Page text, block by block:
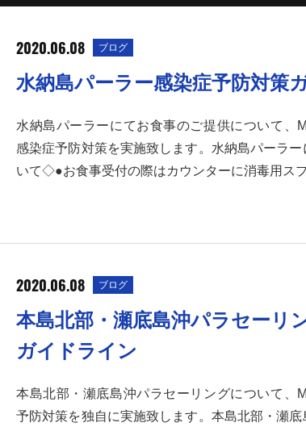
2020.06.08 ブログ
水納島パーラー感染症予防対策
水納島パーラーにてお食事のご提供について、
感染症予防対策を実施致します。水納島パーラ
いて◇●お食事受付の際はカウンターに消毒用ス
2020.06.08 ブログ
本島北部・瀬底島沖パラセーリ
ガイドライン
本島北部・瀬底島沖パラセーリングについて、
予防対策を独自に実施致します。本島北部・瀬